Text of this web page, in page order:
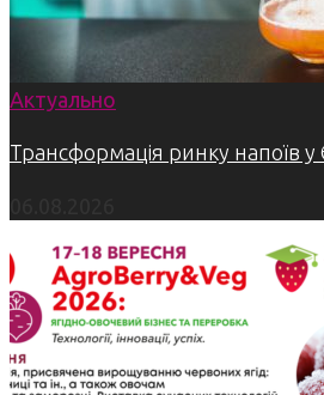
Актуально
Трансформація ринку напоїв у